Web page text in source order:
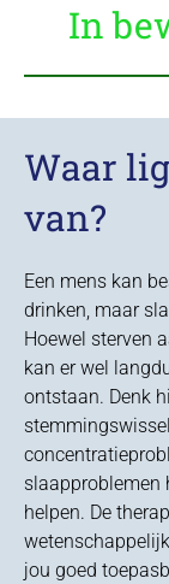
In
Waar
van?
Een mens kan
drinken, maar
Hoewel sterven
kan er wel
ontstaan. Denk
slaapproblemen
helpen. De
jou goed